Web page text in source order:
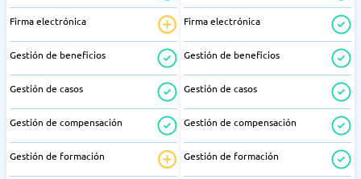
Firma electrónica
Gestión de beneficios
Gestión de casos
Gestión de compensación
Gestión de formación
Firma electrónica
Gestión de beneficios
Gestión de casos
Gestión de compensación
Gestión de formación